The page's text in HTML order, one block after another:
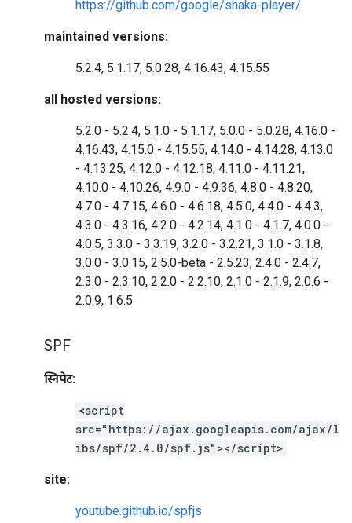
https://github.com/google/shaka-player/
maintained versions:
5.2.4, 5.1.17, 5.0.28, 4.16.43, 4.15.55
all hosted versions:
5.2.0 - 5.2.4, 5.1.0 - 5.1.17, 5.0.0 - 5.0.28, 4.16.0 -
4.16.43, 4.15.0 - 4.15.55, 4.14.0 - 4.14.28, 4.13.0
- 4.13.25, 4.12.0 - 4.12.18, 4.11.0 - 4.11.21,
4.10.0 - 4.10.26, 4.9.0 - 4.9.36, 4.8.0 - 4.8.20,
4.7.0 - 4.7.15, 4.6.0 - 4.6.18, 4.5.0, 4.4.0 - 4.4.3,
4.3.0 - 4.3.16, 4.2.0 - 4.2.14, 4.1.0 - 4.1.7, 4.0.0 -
4.0.5, 3.3.0 - 3.3.19, 3.2.0 - 3.2.21, 3.1.0 - 3.1.8,
3.0.0 - 3.0.15, 2.5.0-beta - 2.5.23, 2.4.0 - 2.4.7,
2.3.0 - 2.3.10, 2.2.0 - 2.2.10, 2.1.0 - 2.1.9, 2.0.6 -
2.0.9, 1.6.5
SPF
स्निपेट:
<script
src="https://ajax.googleapis.com/ajax/l
ibs/spf/2.4.0/spf.js"></script>
site:
youtube.github.io/spfjs